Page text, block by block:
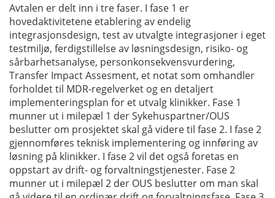
Avtalen er delt inn i tre faser. I fase 1 er
hovedaktivitetene etablering av endelig
integrasjonsdesign, test av utvalgte integrasjoner i eget
testmiljø, ferdigstillelse av løsningsdesign, risiko- og
sårbarhetsanalyse, personkonsekvensvurdering,
Transfer Impact Assesment, et notat som omhandler
forholdet til MDR-regelverket og en detaljert
implementeringsplan for et utvalg klinikker. Fase 1
munner ut i milepæl 1 der Sykehuspartner/OUS
beslutter om prosjektet skal gå videre til fase 2. I fase 2
gjennomføres teknisk implementering og innføring av
løsning på klinikker. I fase 2 vil det også foretas en
oppstart av drift- og forvaltningstjenester. Fase 2
munner ut i milepæl 2 der OUS beslutter om man skal